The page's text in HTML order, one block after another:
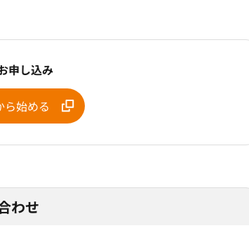
申し込み
ら始める
わせ